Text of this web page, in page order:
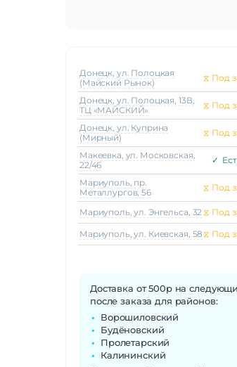
Донецк, ул. Полоцкая
(Майский Рынок)
⧖ Под
Донецк, ул. Полоцкая, 13В,
ТЦ «МАЙСКИЙ»
⧖ Под
Донецк, ул. Куприна
(Мирный)
⧖ Под
Макеeвка, ул. Московская,
22/46
✓
Мариуполь, пр.
Металлургов, 56
⧖ Под
Мариуполь, ул. Энгельса, 32 ⧖ Под
Мариуполь, ул. Киевская, 58 ⧖ Под
Доставка от 500р на
после заказа для районов:
Ворошиловский
Будёновский
Пролетарский
Калининский